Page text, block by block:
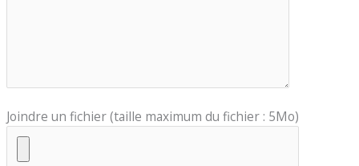
Joindre un fichier (taille maximum du fichier : 5Mo)